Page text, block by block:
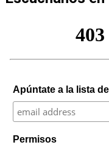
Apúntate a la lista
Permisos